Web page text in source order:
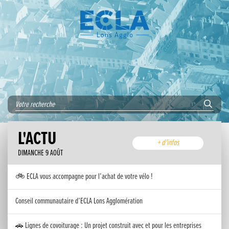
L'ACTU
DIMANCHE 9 AOÛT
+ d'infos
🚲 ECLA vous accompagne pour l’achat de votre vélo !
Conseil communautaire d’ECLA Lons Agglomération
🚗 Lignes de covoiturage : Un projet construit avec et pour les entreprises